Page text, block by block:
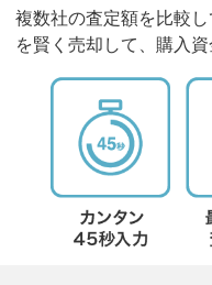
複数社の査定額を比較
を賢く売却して、購入